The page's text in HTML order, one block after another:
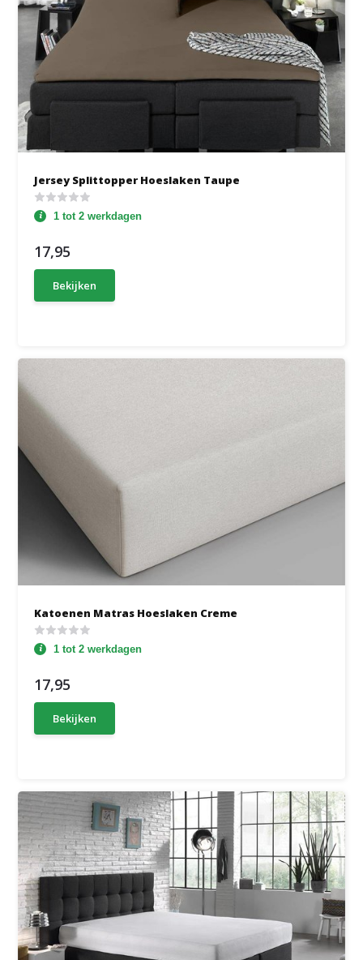
Jersey Splittopper Hoeslaken Taupe
1 tot 2 werkdagen
17,95
Bekijken
Katoenen Matras Hoeslaken Creme
1 tot 2 werkdagen
17,95
Bekijken